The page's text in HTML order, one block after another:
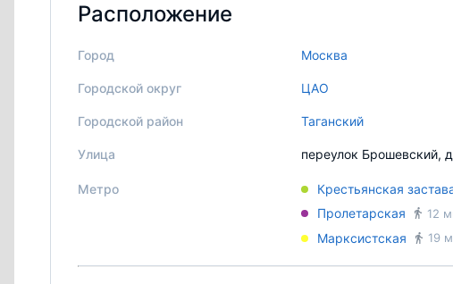
Расположение
Город Москва
Городской округ ЦАО
Городской район Таганский
Улица переулок Брошевский,
Метро Крестьянская
Пролетарская 12
Марксистская 19